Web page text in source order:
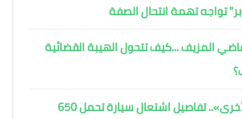
تواجه تهمة انتحال الصفة
المزيف ...كيف تتحول الهيبة القضائية
«الأنبوبة تلو الأخرى».. تفاصيل اشتعال سيارة تحمل 650